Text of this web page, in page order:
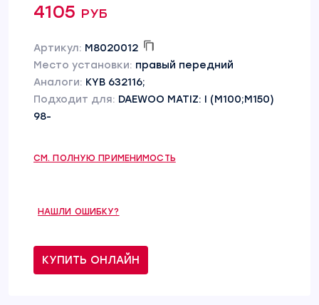
4105 руб
Артикул: M8020012
Место установки: правый передний
Аналоги: KYB 632116;
Подходит для: DAEWOO MATIZ: I (M100;M150)
98-
СМ. ПОЛНУЮ ПРИМЕНИМОСТЬ
НАШЛИ ОШИБКУ?
КУПИТЬ ОНЛАЙН